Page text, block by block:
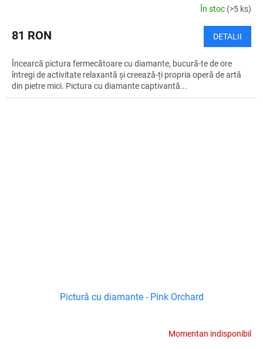
În stoc (>5 ks)
81 RON DETALII
Încearcă pictura fermecătoare cu diamante, bucură-te de ore
întregi de activitate relaxantă și creează-ți propria operă de artă
din pietre mici. Pictura cu diamante captivantă...
Pictură cu diamante - Pink Orchard
Momentan indisponibil